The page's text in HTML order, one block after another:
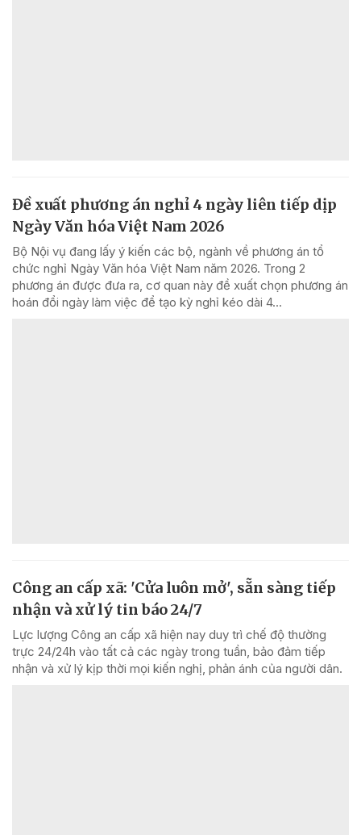
Đề xuất phương án nghỉ 4 ngày liên tiếp dịp
Ngày Văn hóa Việt Nam 2026
Bộ Nội vụ đang lấy ý kiến các bộ, ngành về phương án tổ
chức nghỉ Ngày Văn hóa Việt Nam năm 2026. Trong 2
phương án được đưa ra, cơ quan này đề xuất chọn phương án
hoán đổi ngày làm việc để tạo kỳ nghỉ kéo dài 4...
Công an cấp xã: 'Cửa luôn mở', sẵn sàng tiếp
nhận và xử lý tin báo 24/7
Lực lượng Công an cấp xã hiện nay duy trì chế độ thường
trực 24/24h vào tất cả các ngày trong tuần, bảo đảm tiếp
nhận và xử lý kịp thời mọi kiến nghị, phản ánh của người dân.